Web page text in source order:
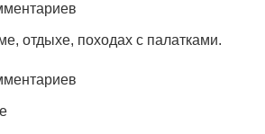
отдыхе, походах с палатками.